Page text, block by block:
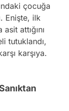
çocuğa
Enişte, ilk
attığını
tutuklandı,
karşıya.